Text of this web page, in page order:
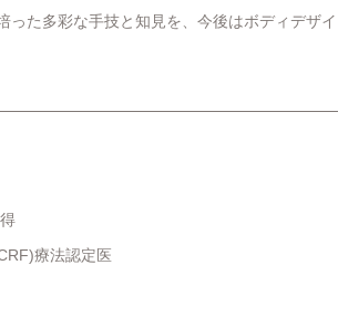
った多彩な手技と知見を、今後はボディデザイ
療法認定医